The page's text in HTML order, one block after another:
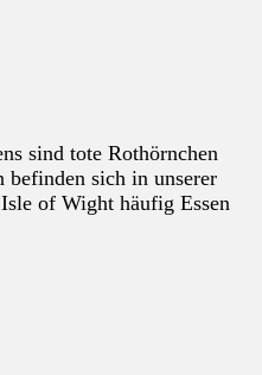
sind tote Rothörnchen
befinden sich in unserer
of Wight häufig Essen